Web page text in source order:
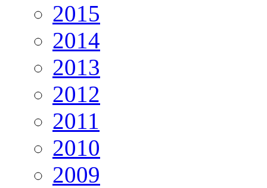
2015
2014
2013
2012
2011
2010
2009